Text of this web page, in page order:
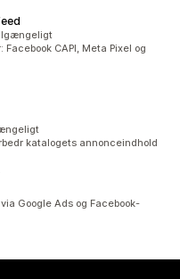
CAPI, Meta Pixel og
katalogets annonceindhold
Google Ads og Facebook-